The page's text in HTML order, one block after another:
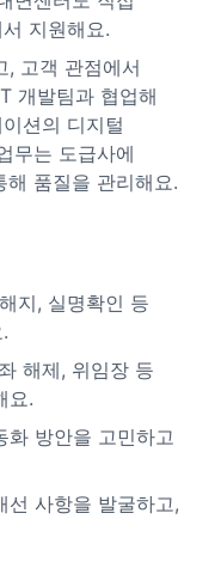
지원해요.
, 고객 관점에서
개발팀과 협업해
션의 디지털
무는 도급사에
해 품질을 관리해요.
지, 실명확인 등
해제, 위임장 등
요.
화 방안을 고민하고
선 사항을 발굴하고,